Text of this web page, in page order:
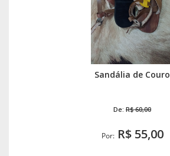
Sandália de Couro
De: R$ 60,00
Por:R$ 55,00